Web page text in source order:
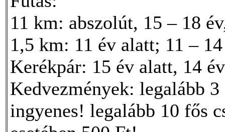
11 km: abszolút, 15 – 18
1,5 km: 11 év alatt; 11 –
Kerékpár: 15 év alatt, 14
Kedvezmények: legalább
ingyenes! legalább 10 fős